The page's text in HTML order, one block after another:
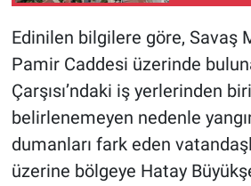
Edinilen bilgilere göre, Savaş
Pamir Caddesi üzerinde
Çarşısı’ndaki iş yerlerinden
belirlenemeyen nedenle
dumanları fark eden
üzerine bölgeye Hatay